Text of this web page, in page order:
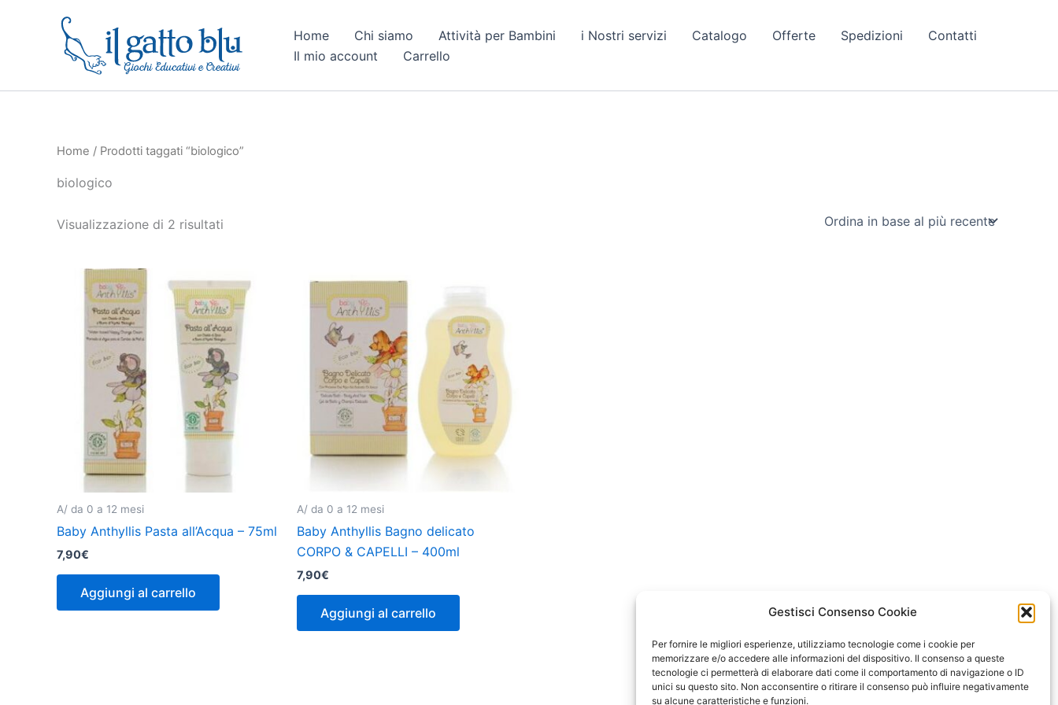
Gestisci Consenso Cookie
Per fornire le migliori esperienze, utilizziamo tecnologie come i cookie per
memorizzare e/o accedere alle informazioni del dispositivo. Il consenso a queste
tecnologie ci permetterà di elaborare dati come il comportamento di navigazione o ID
unici su questo sito. Non acconsentire o ritirare il consenso può influire negativamente
su alcune caratteristiche e funzioni.
Home Chi siamo Attività per Bambini i Nostri servizi Catalogo Offerte Spedizioni
Contatti
Il mio account
Carrello
Home / Prodotti taggati “biologico”
biologico
Visualizzazione di 2 risultati
al
più
recente
A/ da 0 a 12 mesi
Baby Anthyllis Pasta all’Acqua – 75ml
7,90€
Aggiungi al carrello
A/ da 0 a 12 mesi
Baby Anthyllis Bagno delicato
CORPO & CAPELLI – 400ml
7,90€
Aggiungi al carrello